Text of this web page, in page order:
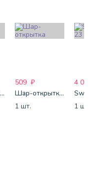
Шар-открытка "Звезда" (45 см) - 1
509 ₽
Шар-открытка "Сердце" (45 см) - 2
1 шт.
4 088
1 шт.